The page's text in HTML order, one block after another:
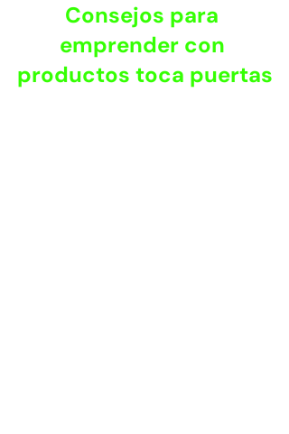
Consejos para
emprender con
productos toca puertas